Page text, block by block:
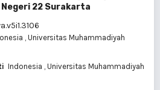
22 Surakarta
, Universitas Muhammadiyah
Indonesia , Universitas Muhammadiyah